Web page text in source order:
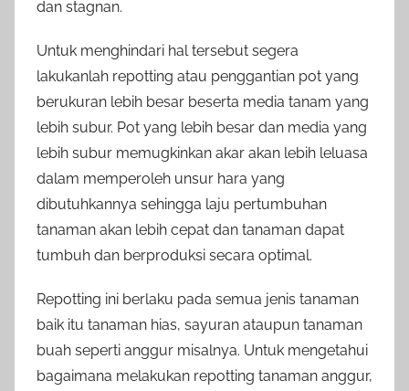
dan stagnan.
Untuk menghindari hal tersebut segera
lakukanlah repotting atau penggantian pot yang
berukuran lebih besar beserta media tanam yang
lebih subur. Pot yang lebih besar dan media yang
lebih subur memugkinkan akar akan lebih leluasa
dalam memperoleh unsur hara yang
dibutuhkannya sehingga laju pertumbuhan
tanaman akan lebih cepat dan tanaman dapat
tumbuh dan berproduksi secara optimal.
Repotting ini berlaku pada semua jenis tanaman
baik itu tanaman hias, sayuran ataupun tanaman
buah seperti anggur misalnya. Untuk mengetahui
bagaimana melakukan repotting tanaman anggur,